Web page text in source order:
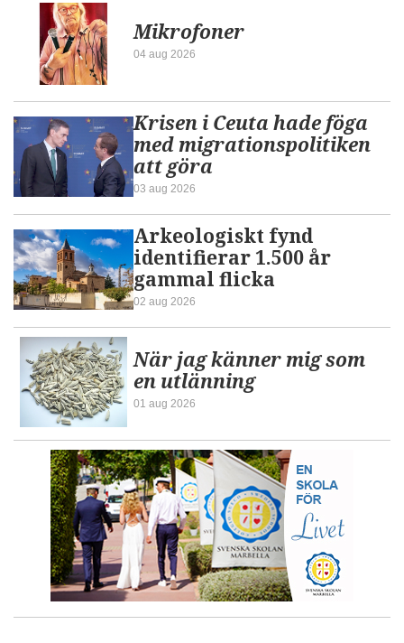
Mikrofoner
04 aug 2026
Krisen i Ceuta hade föga
med migrationspolitiken
att göra
03 aug 2026
Arkeologiskt fynd
identifierar 1.500 år
gammal flicka
02 aug 2026
När jag känner mig som
en utlänning
01 aug 2026